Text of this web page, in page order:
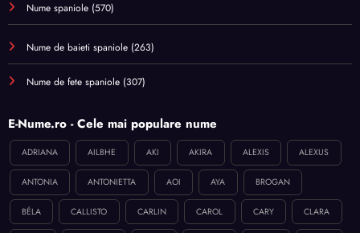
Nume spaniole (570)
Nume de baieti spaniole (263)
Nume de fete spaniole (307)
E-Nume.ro - Cele mai populare nume
ADRIANA AILBHE AKI AKIRA ALEXIS ALEXUS
ANTONIA ANTONIETTA AOI AYA BROGAN
BÉLA CALLISTO CARLIN CAROL CARY CLARA